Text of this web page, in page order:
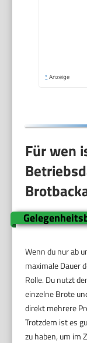
* Anzeige
Für wen
Wenn du nur ab
maximale Dauer
Rolle. Du nutzt
einzelne Brote
direkt mehrere
Trotzdem ist es
zu haben, um im